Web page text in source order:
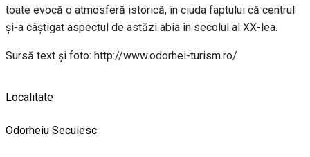
toate evocă o atmosferă istorică, în ciuda faptului că centrul
şi-a câştigat aspectul de astăzi abia în secolul al XX-lea.
Sursă text și foto: http://www.odorhei-turism.ro/
Localitate
Odorheiu Secuiesc